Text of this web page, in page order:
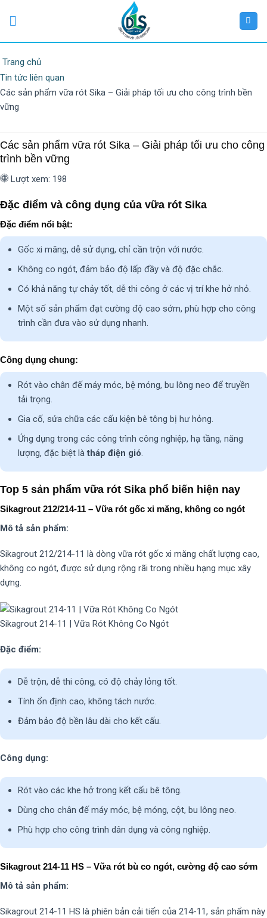
Trang chủ
Tin tức liên quan
Các sản phẩm vữa rót Sika – Giải pháp tối ưu cho công trình bền
vững
Các sản phẩm vữa rót Sika – Giải pháp tối ưu cho công
trình bền vững
Lượt xem: 198
Đặc điểm và công dụng của vữa rót Sika
Đặc điểm nổi bật:
Gốc xi măng, dễ sử dụng, chỉ cần trộn với nước.
Không co ngót, đảm bảo độ lấp đầy và độ đặc chắc.
Có khả năng tự chảy tốt, dễ thi công ở các vị trí khe hở nhỏ.
Một số sản phẩm đạt cường độ cao sớm, phù hợp cho công
trình cần đưa vào sử dụng nhanh.
Công dụng chung:
Rót vào chân đế máy móc, bệ móng, bu lông neo để truyền
tải trọng.
Gia cố, sửa chữa các cấu kiện bê tông bị hư hỏng.
Ứng dụng trong các công trình công nghiệp, hạ tầng, năng
lượng, đặc biệt làtháp điện gió
Top 5 sản phẩm vữa rót Sika phổ biến hiện nay
Sikagrout 212/214-11 – Vữa rót gốc xi măng, không co ngót
Mô tả sản phẩm:
Sikagrout 212/214-11 là dòng vữa rót gốc xi măng chất lượng cao,
không co ngót, được sử dụng rộng rãi trong nhiều hạng mục xây
dựng.
Sikagrout 214-11 | Vữa Rót Không Co Ngót
Đặc điểm:
Dễ trộn, dễ thi công, có độ chảy lỏng tốt.
Tính ổn định cao, không tách nước.
Đảm bảo độ bền lâu dài cho kết cấu.
Công dụng:
Rót vào các khe hở trong kết cấu bê tông.
Dùng cho chân đế máy móc, bệ móng, cột, bu lông neo.
Phù hợp cho công trình dân dụng và công nghiệp.
Sikagrout 214-11 HS – Vữa rót bù co ngót, cường độ cao sớm
Mô tả sản phẩm:
Sikagrout 214-11 HS là phiên bản cải tiến của 214-11, sản phẩm này